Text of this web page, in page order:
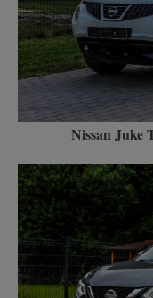
Nissan Juke